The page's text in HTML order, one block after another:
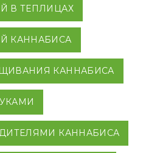
В ТЕПЛИЦАХ
КАННАБИСА
КАННАБИСА
КАННАБИСА